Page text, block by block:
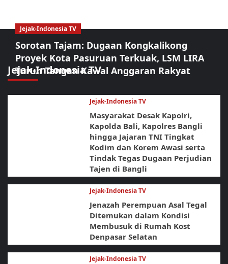
Jejak-Indonesia TV
Jejak-Indonesia TV
Sorotan Tajam: Dugaan Kongkalikong
Proyek Kota Pasuruan Terkuak, LSM LIRA
Turun Tangan Kawal Anggaran Rakyat
Jejak-Indonesia TV
Masyarakat Desak Kapolri,
Kapolda Bali, Kapolres Bangli
hingga Jajaran TNI Tingkat
Kodim dan Korem Awasi serta
Tindak Tegas Dugaan Perjudian
Tajen di Bangli
Jejak-Indonesia TV
Jenazah Perempuan Asal Tegal
Ditemukan dalam Kondisi
Membusuk di Rumah Kost
Denpasar Selatan
Jejak-Indonesia TV